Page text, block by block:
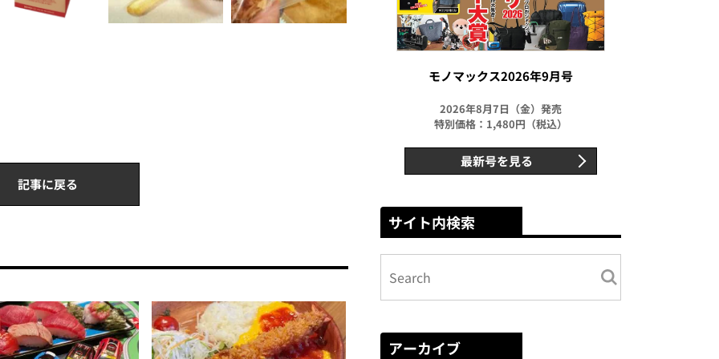
記事に戻る
モノマックス2026年9月号
2026年8月7日（金）発売
特別価格：1,480円（税込）
最新号を見る
サイト内検索
アーカイブ